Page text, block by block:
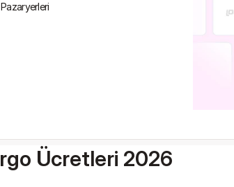
Pazaryerleri
Ücretleri 2026